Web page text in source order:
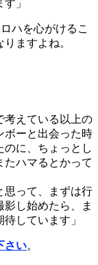
」
ハを心がけるこ
ますよね。
考えている以上の
ボーと出会った時
のに、ちょっとし
たハマるとかって
って、まずは行
し始めたら、ま
しています」
さい。